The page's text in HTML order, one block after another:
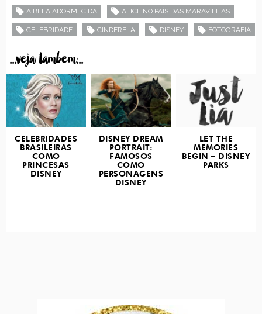
A BELA ADORMECIDA ALICE NO PAÍS DAS MARAVILHAS
CELEBRIDADE CINDERELA DISNEY FOTOGRAFIA
...veja tambem...
CELEBRIDADES
BRASILEIRAS
COMO
PRINCESAS
DISNEY
DISNEY DREAM
PORTRAIT:
FAMOSOS
COMO
PERSONAGENS
DISNEY
LET THE
MEMORIES
BEGIN – DISNEY
PARKS